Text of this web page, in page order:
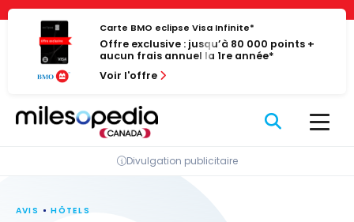
Panneau de gestion des cookies
Passer
contenu
Carte BMO eclipse Visa Infinite*
Offre exclusive : jusqu’à 80 000 points +
aucun frais annuel la 1re année*
Voir l'offre
Divulgation publicitaire
AVIS HÔTELS